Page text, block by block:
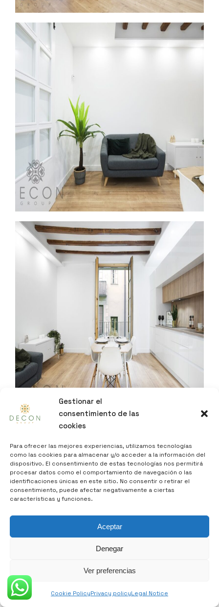
Gestionar el
consentimiento de las
cookies
Para ofrecer las mejores experiencias, utilizamos tecnologías
como las cookies para almacenar y/o acceder a la información del
dispositivo. El consentimiento de estas tecnologías nos permitirá
procesar datos como el comportamiento de navegación o las
identificaciones únicas en este sitio. No consentir o retirar el
consentimiento, puede afectar negativamente a ciertas
características y funciones.
Aceptar
Denegar
Ver preferencias
Cookie PolicyPrivacy policyLegal Notice